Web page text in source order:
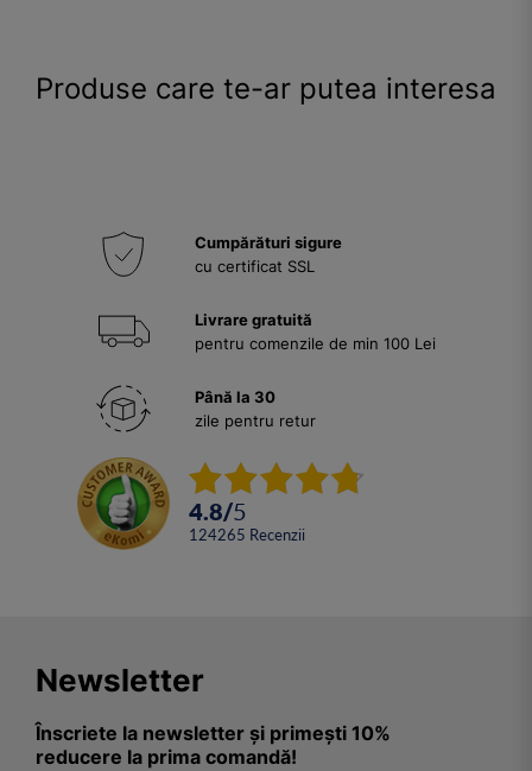
Produse care te-ar putea interesa
Cumpărături sigure
cu certificat SSL
Livrare gratuită
pentru comenzile de min 100 Lei
Până la 30
zile pentru retur
4.8/5
124265 Recenzii
Newsletter
Înscriete la newsletter și primești 10%
reducere la prima comandă!